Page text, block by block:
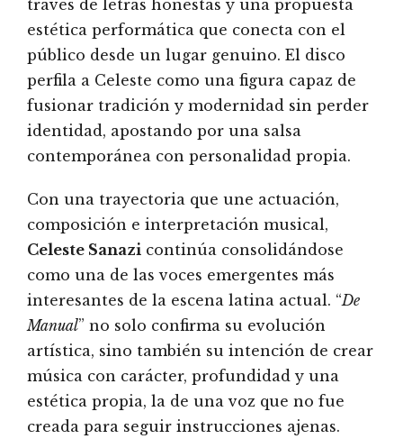
través de letras honestas y una propuesta
estética performática que conecta con el
público desde un lugar genuino. El disco
perfila a Celeste como una figura capaz de
fusionar tradición y modernidad sin perder
identidad, apostando por una salsa
contemporánea con personalidad propia.
Con una trayectoria que une actuación,
composición e interpretación musical,
Celeste Sanazi continúa consolidándose
como una de las voces emergentes más
interesantes de la escena latina actual. “De
Manual” no solo confirma su evolución
artística, sino también su intención de crear
música con carácter, profundidad y una
estética propia, la de una voz que no fue
creada para seguir instrucciones ajenas.